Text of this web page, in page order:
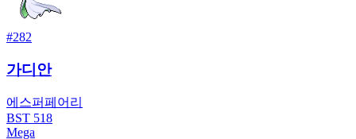
#282
가디안
에스퍼페어리
BST 518
Mega